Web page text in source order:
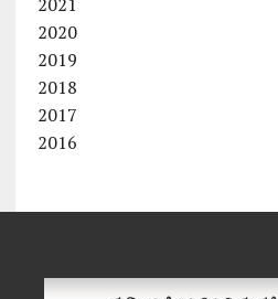
2020
2019
2018
2017
2016